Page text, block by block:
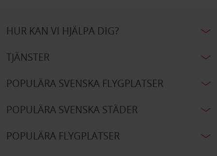
HUR KAN VI HJÄLPA DIG?
TJÄNSTER
POPULÄRA SVENSKA FLYGPLATSER
POPULÄRA SVENSKA STÄDER
POPULÄRA FLYGPLATSER